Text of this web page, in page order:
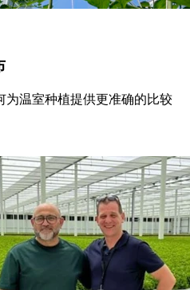
为温室种植提供更准确的比较